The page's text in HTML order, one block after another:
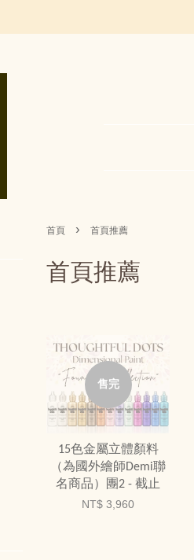
首頁 › 首頁推薦
首頁推薦
售完
15色金屬立體顏料
（為國外繪師Demi聯
名商品）團2 - 截止
NT$ 3,960